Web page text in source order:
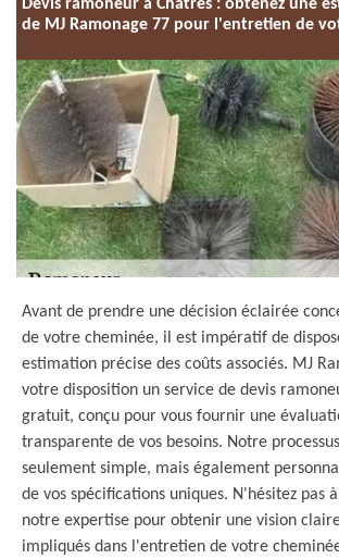
Devis ramoneur à Chatres : obtenez une
de MJ Ramonage 77 pour l'entretien de
Avant de prendre une décision éclairée
de votre cheminée, il est impératif de
estimation précise des coûts associés. MJ
votre disposition un service de devis
gratuit, conçu pour vous fournir une
transparente de vos besoins. Notre
seulement simple, mais également
de vos spécifications uniques. N'hésitez pas
notre expertise pour obtenir une vision
impliqués dans l'entretien de votre